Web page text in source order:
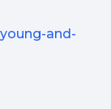
and-